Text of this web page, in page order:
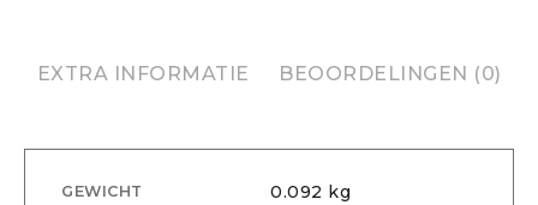
EXTRA INFORMATIE BEOORDELINGEN (0)
GEWICHT 0.092 kg